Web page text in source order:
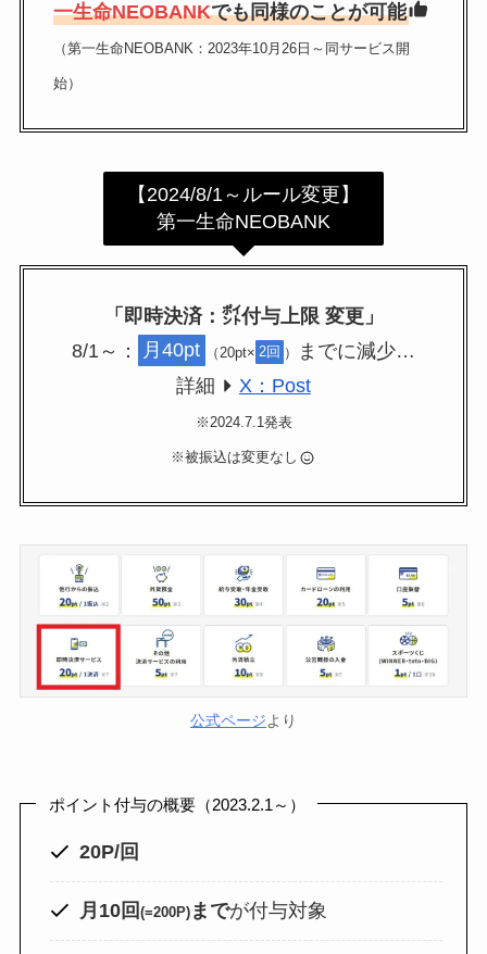
・クレカ・プリ
年3月31日)
その他
Amazonプライム会員
mineo 招待リンク
楽天Car車検
有効）
BM79LOW9
メルカリ
↓招待コード
EBvaU
一生命NEOBANKでも同様のことが可能
（第一生命NEOBANK：2023年10月26日～同サービス開
始）
【2024/8/1～ルール変更】
第一生命NEOBANK
「即時決済：㌽付与上限 変更」
8/1～：
月40pt （20pt× 2回 ）
までに減少…
詳細
X：Post
※2024.7.1発表
※被振込は変更なし
公式ページより
ポイント付与の概要（2023.2.1～）
20P/回
月10回 (=200P)までが付与対象